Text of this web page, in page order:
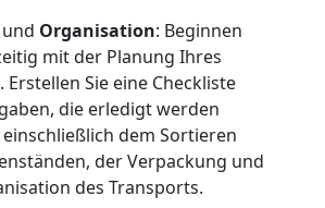
Organisation: Beginnen
mit der Planung Ihres
. Erstellen Sie eine Checkliste
die erledigt werden
dem Sortieren
der Verpackung und
des Transports.